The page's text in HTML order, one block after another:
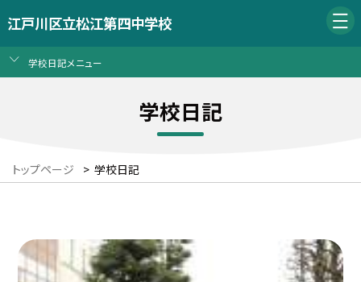
江戸川区立松江第四中学校
学校日記メニュー
学校日記
トップページ > 学校日記